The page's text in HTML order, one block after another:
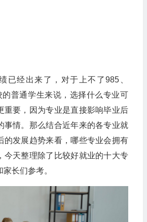
已经出来了，对于上不了985、
的普通学生来说，选择什么专业可
重要，因为专业是直接影响毕业后
事情。那么结合近年来的各专业就
的发展趋势来看，哪些专业会拥有
今天整理除了比较好就业的十大专
长们参考。